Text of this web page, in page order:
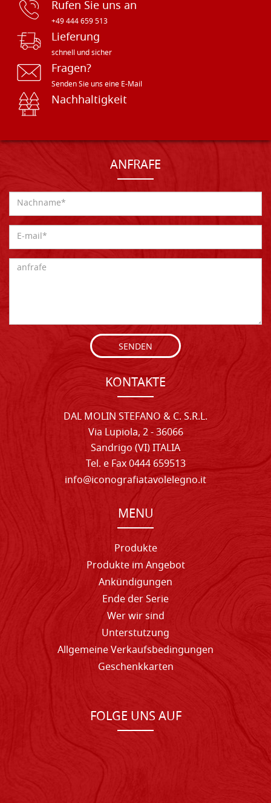
Rufen Sie uns an
+49 444 659 513
Lieferung
schnell und sicher
Fragen?
Senden Sie uns eine E-Mail
Nachhaltigkeit
ANFRAFE
SENDEN
KONTAKTE
DAL MOLIN STEFANO & C. S.R.L.
Via Lupiola, 2 - 36066
Sandrigo (VI) ITALIA
Tel. e Fax 0444 659513
info@iconografiatavolelegno.it
MENU
Produkte
Produkte im Angebot
Ankündigungen
Ende der Serie
Wer wir sind
Unterstutzung
Allgemeine Verkaufsbedingungen
Geschenkkarten
FOLGE UNS AUF